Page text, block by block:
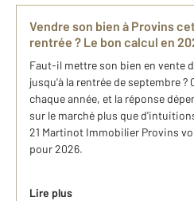
Vendre son bien à Provins
rentrée ? Le bon calcul en
Faut-il mettre son bien en vente
jusqu'à la rentrée de septembre
chaque année, et la réponse
sur le marché plus que
21 Martinot Immobilier Provins
pour 2026.
Lire plus